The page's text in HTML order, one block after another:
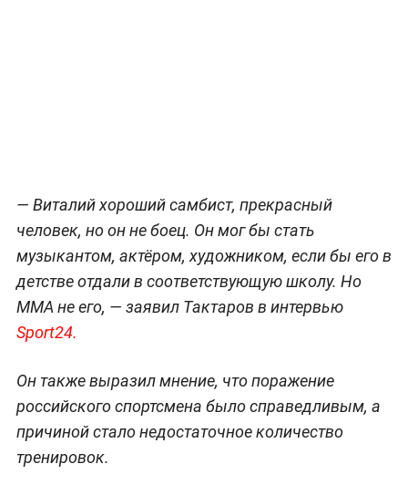
— Виталий хороший самбист, прекрасный
человек, но он не боец. Он мог бы стать
музыкантом, актёром, художником, если бы его в
детстве отдали в соответствующую школу. Но
MMA не его, — заявил Тактаров в интервью
Sport24.
Он также выразил мнение, что поражение
российского спортсмена было справедливым, а
причиной стало недостаточное количество
тренировок.